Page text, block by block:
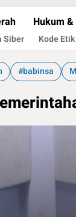
Hukum
Siber Kode Etik
#babinsa